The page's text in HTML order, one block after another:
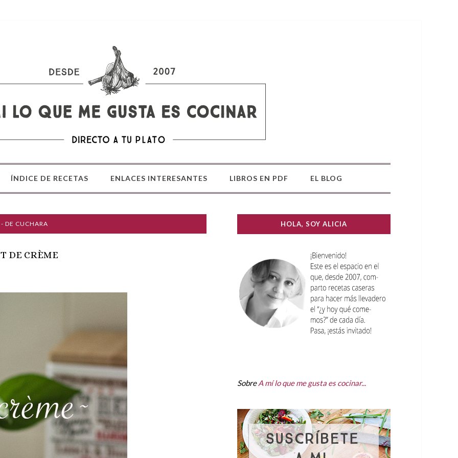
ÍNDICE DE RECETAS ENLACES INTERESANTES LIBROS EN PDF EL BLOG
DE CUCHARA
DE CRÈME
HOLA, SOY ALICIA
SobreA mí lo que me gusta es cocinar...